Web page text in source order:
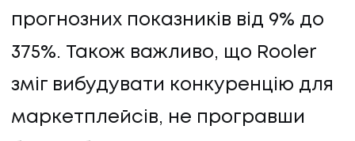
прогнозних показників від 9% до
375%. Також важливо, що Rooler
зміг вибудувати конкуренцію для
маркетплейсів, не програвши